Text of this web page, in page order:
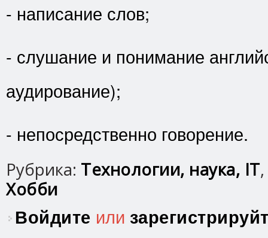
- написание слов;
- слушание и понимание
аудирование);
- непосредственно говорение.
Рубрика: Технологии, наука, IT,
Хобби
Войдите или